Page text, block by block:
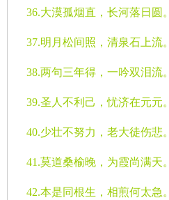
36.大漠孤烟直，长河落日圆。
37.明月松间照，清泉石上流。
38.两句三年得，一吟双泪流。
39.圣人不利己，忧济在元元。
40.少壮不努力，老大徒伤悲。
41.莫道桑榆晚，为霞尚满天。
42.本是同根生，相煎何太急。